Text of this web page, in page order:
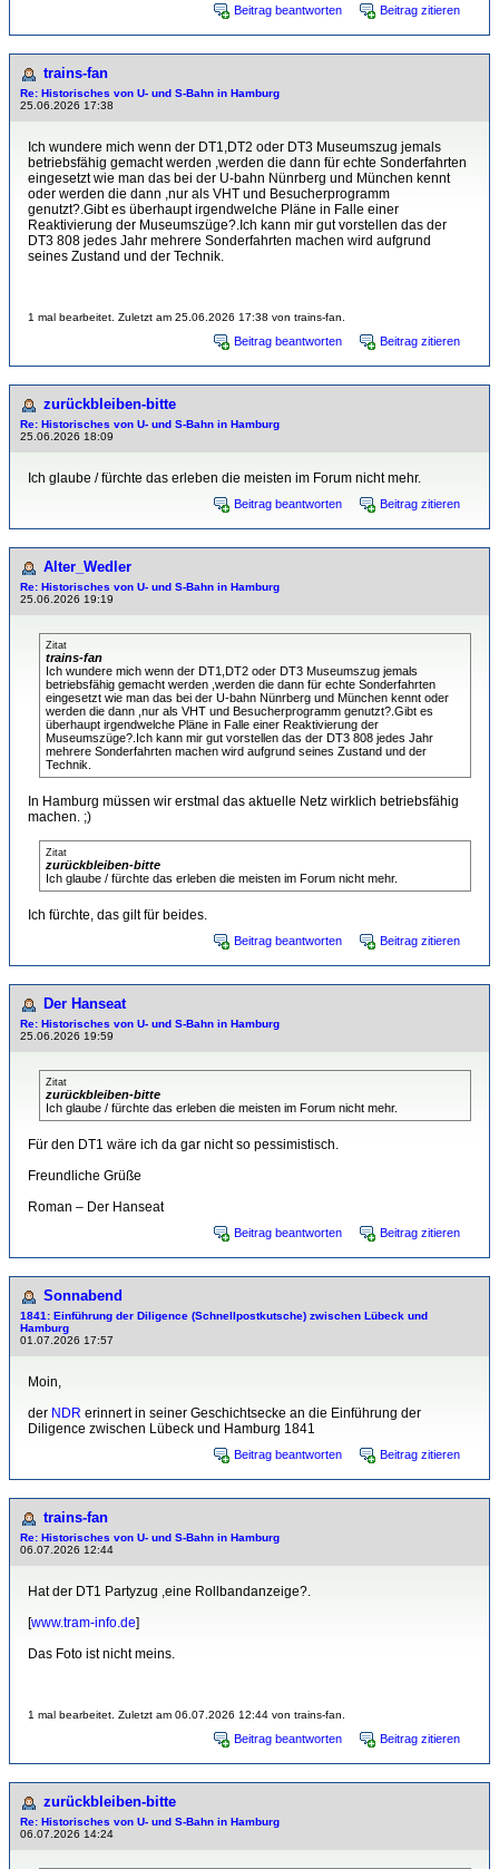
Beitrag beantworten Beitrag zitieren
trains-fan
Re: Historisches von U- und S-Bahn in Hamburg
25.06.2026 17:38
Ich wundere mich wenn der DT1,DT2 oder DT3 Museumszug jemals
betriebsfähig gemacht werden ,werden die dann für echte Sonderfahrten
eingesetzt wie man das bei der U-bahn Nünrberg und München kennt
oder werden die dann ,nur als VHT und Besucherprogramm
genutzt?.Gibt es überhaupt irgendwelche Pläne in Falle einer
Reaktivierung der Museumszüge?.Ich kann mir gut vorstellen das der
DT3 808 jedes Jahr mehrere Sonderfahrten machen wird aufgrund
seines Zustand und der Technik.
1 mal bearbeitet. Zuletzt am 25.06.2026 17:38 von trains-fan.
Beitrag beantworten Beitrag zitieren
zurückbleiben-bitte
Re: Historisches von U- und S-Bahn in Hamburg
25.06.2026 18:09
Ich glaube / fürchte das erleben die meisten im Forum nicht mehr.
Beitrag beantworten Beitrag zitieren
Alter_Wedler
Re: Historisches von U- und S-Bahn in Hamburg
25.06.2026 19:19
Zitat
trains-fan
Ich wundere mich wenn der DT1,DT2 oder DT3 Museumszug jemals
betriebsfähig gemacht werden ,werden die dann für echte Sonderfahrten
eingesetzt wie man das bei der U-bahn Nünrberg und München kennt oder
werden die dann ,nur als VHT und Besucherprogramm genutzt?.Gibt es
überhaupt irgendwelche Pläne in Falle einer Reaktivierung der
Museumszüge?.Ich kann mir gut vorstellen das der DT3 808 jedes Jahr
mehrere Sonderfahrten machen wird aufgrund seines Zustand und der
Technik.
In Hamburg müssen wir erstmal das aktuelle Netz wirklich betriebsfähig
machen. ;)
Zitat
zurückbleiben-bitte
Ich glaube / fürchte das erleben die meisten im Forum nicht mehr.
Ich fürchte, das gilt für beides.
Beitrag beantworten Beitrag zitieren
Der Hanseat
Re: Historisches von U- und S-Bahn in Hamburg
25.06.2026 19:59
Zitat
zurückbleiben-bitte
Ich glaube / fürchte das erleben die meisten im Forum nicht mehr.
Für den DT1 wäre ich da gar nicht so pessimistisch.
Freundliche Grüße
Roman – Der Hanseat
Beitrag beantworten Beitrag zitieren
Sonnabend
1841: Einführung der Diligence (Schnellpostkutsche) zwischen Lübeck und
Hamburg
01.07.2026 17:57
Moin,
der NDR erinnert in seiner Geschichtsecke an die Einführung der
Diligence zwischen Lübeck und Hamburg 1841
Beitrag beantworten Beitrag zitieren
trains-fan
Re: Historisches von U- und S-Bahn in Hamburg
06.07.2026 12:44
Hat der DT1 Partyzug ,eine Rollbandanzeige?.
[www.tram-info.de]
Das Foto ist nicht meins.
1 mal bearbeitet. Zuletzt am 06.07.2026 12:44 von trains-fan.
Beitrag beantworten Beitrag zitieren
zurückbleiben-bitte
Re: Historisches von U- und S-Bahn in Hamburg
06.07.2026 14:24